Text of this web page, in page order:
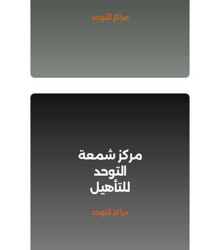
مراكز التوحد
مركز شمعة
التوحد
للتأهيل
مراكز التوحد